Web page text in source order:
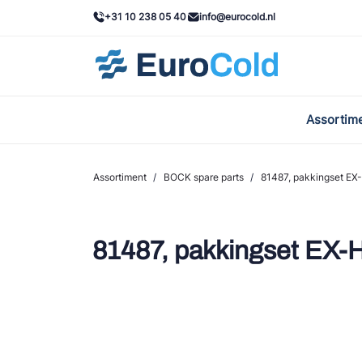
+31 10 238 05 40 info@eurocold.nl
AWA
Assortiment / BOCK spare parts / 81487, pakkingset
81487, pakkingset